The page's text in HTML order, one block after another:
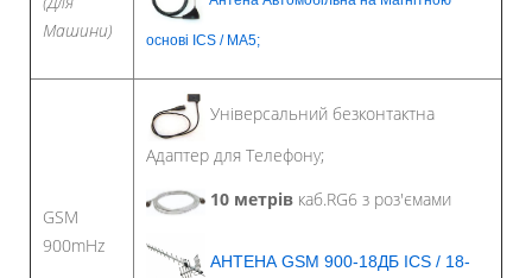
Машини)
основі ICS / MA5;
GSM
900mHz
Універсальний безконтактна
Адаптер для Телефону;
10 метрів каб.RG6 з роз'ємами
АНТЕНА GSM 900-18ДБ ICS / 18-